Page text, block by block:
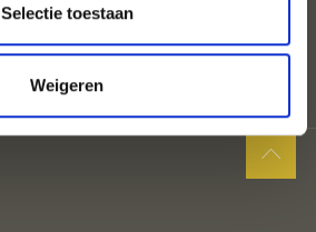
Selectie toestaan
Weigeren